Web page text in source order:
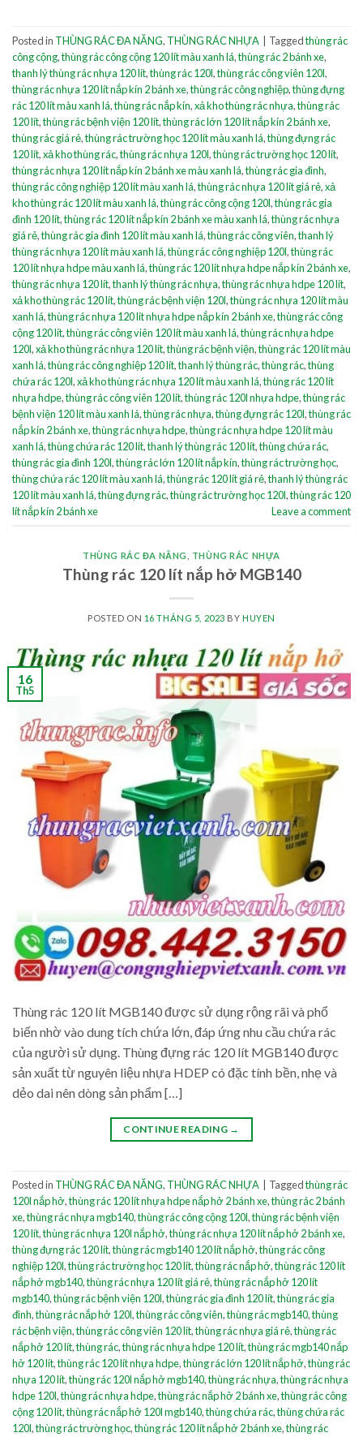
Posted in THÙNG RÁC ĐA NĂNG, THÙNG RÁC NHỰA | Taggedthùng rác
công cộng,thùng rác công cộng 120 lít màu xanh lá,thùng rác 2 bánh xe,
thanh lý thùng rác nhựa 120 lít,thùng rác 120l,thùng rác công viên 120l,
thùng rác nhựa 120 lít nắp kín 2 bánh xe,thùng rác công nghiệp,thùng đựng
rác 120 lít màu xanh lá,thùng rác nắp kín,xả kho thùng rác nhựa,thùng rác
120 lít,thùng rác bệnh viện 120 lít,thùng rác lớn 120 lít nắp kín 2 bánh xe,
thùng rác giá rẻ,thùng rác trường học 120 lít màu xanh lá,thùng đựng rác
120 lít,xả kho thùng rác,thùng rác nhựa 120l,thùng rác trường học 120 lít,
thùng rác nhựa 120 lít nắp kín 2 bánh xe màu xanh lá,thùng rác gia đình,
thùng rác công nghiệp 120 lít màu xanh lá,thùng rác nhựa 120 lít giá rẻ,xả
kho thùng rác 120 lít màu xanh lá,thùng rác công cộng 120l,thùng rác gia
đình 120 lít,thùng rác 120 lít nắp kín 2 bánh xe màu xanh lá,thùng rác nhựa
giá rẻ,thùng rác gia đình 120 lít màu xanh lá,thùng rác công viên,thanh lý
thùng rác nhựa 120 lít màu xanh lá,thùng rác công nghiệp 120l,thùng rác
120 lít nhựa hdpe màu xanh lá,thùng rác 120 lít nhựa hdpe nắp kín 2 bánh xe,
thùng rác nhựa 120 lít,thanh lý thùng rác nhựa,thùng rác nhựa hdpe 120 lít,
xả kho thùng rác 120 lít,thùng rác bệnh viện 120l,thùng rác nhựa 120 lít màu
xanh lá,thùng rác nhựa 120 lít nhựa hdpe nắp kín 2 bánh xe,thùng rác công
cộng 120 lít,thùng rác công viên 120 lít màu xanh lá,thùng rác nhựa hdpe
120l,xả kho thùng rác nhựa 120 lít,thùng rác bệnh viện,thùng rác 120 lít màu
xanh lá,thùng rác công nghiệp 120 lít,thanh lý thùng rác,thùng rác,thùng
chứa rác 120l,xả kho thùng rác nhựa 120 lít màu xanh lá,thùng rác 120 lít
nhựa hdpe,thùng rác công viên 120 lít,thùng rác 120l nhựa hdpe,thùng rác
bệnh viện 120 lít màu xanh lá,thùng rác nhựa,thùng đựng rác 120l,thùng rác
nắp kín 2 bánh xe,thùng rác nhựa hdpe,thùng rác nhựa hdpe 120 lít màu
xanh lá,thùng chứa rác 120 lít,thanh lý thùng rác 120 lít,thùng chứa rác,
thùng rác gia đình 120l,thùng rác lớn 120 lít nắp kín,thùng rác trường học,
thùng chứa rác 120 lít màu xanh lá,thùng rác 120 lít giá rẻ,thanh lý thùng rác
120 lít màu xanh lá,thùng đựng rác,thùng rác trường học 120l,thùng rác 120
lít nắp kín 2 bánh xe
Leave a comment
THÙNG RÁC ĐA NĂNG THÙNG RÁC NHỰA
Thùng rác 120 lít nắp hở MGB140
POSTED ON 16 THÁNG 5, 2023 BY HUYEN
16
Th5
Thùng rác 120 lít MGB140 được sử dụng rộng rãi và phổ
biến nhờ vào dung tích chứa lớn, đáp ứng nhu cầu chứa rác
của người sử dụng. Thùng đựng rác 120 lít MGB140 được
sản xuất từ nguyên liệu nhựa HDEP có đặc tính bền, nhẹ và
dẻo dai nên dòng sản phẩm […]
CONTINUE READING →
Posted in THÙNG RÁC ĐA NĂNG, THÙNG RÁC NHỰA Taggedthùng rác
120l nắp hở,thùng rác 120 lít nhựa hdpe nắp hở 2 bánh xe,thùng rác 2 bánh
xe,thùng rác nhựa mgb140,thùng rác công cộng 120l,thùng rác bệnh viện
120 lít,thùng rác nhựa 120l nắp hở,thùng rác nhựa 120 lít nắp hở 2 bánh xe,
thùng đựng rác 120 lít,thùng rác mgb140 120 lít nắp hở,thùng rác công
nghiệp 120l,thùng rác trường học 120 lít,thùng rác nắp hở,thùng rác 120 lít
nắp hở mgb140,thùng rác nhựa 120 lít giá rẻ,thùng rác nắp hở 120 lít
mgb140,thùng rác bệnh viện 120l,thùng rác gia đình 120 lít,thùng rác gia
đình,thùng rác nắp hở 120l,thùng rác công viên,thùng rác mgb140,thùng
rác bệnh viện,thùng rác công viên 120 lít,thùng rác nhựa giá rẻ,thùng rác
nắp hở 120 lít,thùng rác,thùng rác nhựa hdpe 120 lít,thùng rác mgb140 nắp
hở 120 lít,thùng rác 120 lít nhựa hdpe,thùng rác lớn 120 lít nắp hở,thùng rác
nhựa 120 lít,thùng rác 120l nắp hở mgb140,thùng rác nhựa,thùng rác nhựa
hdpe 120l,thùng rác nhựa hdpe,thùng rác nắp hở 2 bánh xe,thùng rác công
cộng 120 lít,thùng rác nắp hở 120l mgb140,thùng chứa rác,thùng chứa rác
120l,thùng rác trường học,thùng rác 120 lít nắp hở 2 bánh xe,thùng rác